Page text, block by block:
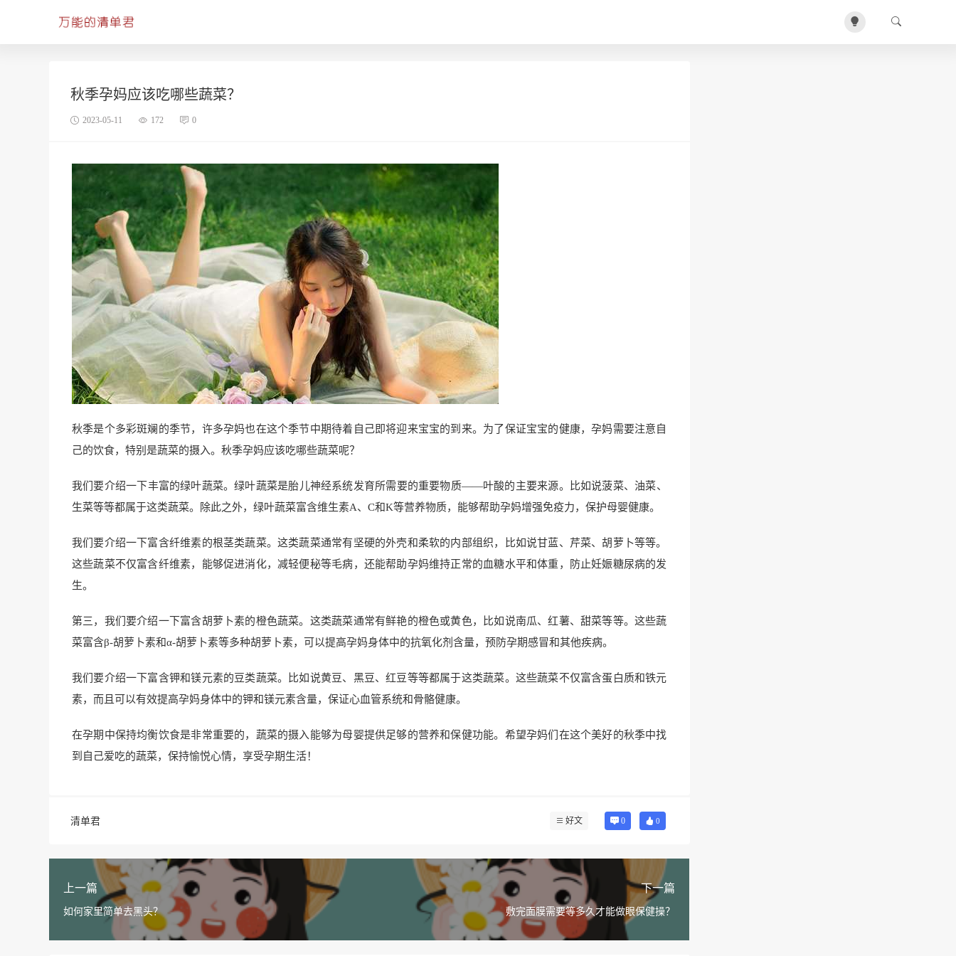
秋季孕妈应该吃哪些蔬菜？
2023-05-11 172 0
秋季是个多彩斑斓的季节，许多孕妈也在这个季节中期待着自己即将迎来宝宝的到来。为了保证宝宝的健康，孕妈需要注意自
己的饮食，特别是蔬菜的摄入。秋季孕妈应该吃哪些蔬菜呢？
我们要介绍一下丰富的绿叶蔬菜。绿叶蔬菜是胎儿神经系统发育所需要的重要物质——叶酸的主要来源。比如说菠菜、油菜、
生菜等等都属于这类蔬菜。除此之外，绿叶蔬菜富含维生素A、C和K等营养物质，能够帮助孕妈增强免疫力，保护母婴健康。
我们要介绍一下富含纤维素的根茎类蔬菜。这类蔬菜通常有坚硬的外壳和柔软的内部组织，比如说甘蓝、芹菜、胡萝卜等等。
这些蔬菜不仅富含纤维素，能够促进消化，减轻便秘等毛病，还能帮助孕妈维持正常的血糖水平和体重，防止妊娠糖尿病的发
生。
第三，我们要介绍一下富含胡萝卜素的橙色蔬菜。这类蔬菜通常有鲜艳的橙色或黄色，比如说南瓜、红薯、甜菜等等。这些蔬
菜富含β-胡萝卜素和α-胡萝卜素等多种胡萝卜素，可以提高孕妈身体中的抗氧化剂含量，预防孕期感冒和其他疾病。
我们要介绍一下富含钾和镁元素的豆类蔬菜。比如说黄豆、黑豆、红豆等等都属于这类蔬菜。这些蔬菜不仅富含蛋白质和铁元
素，而且可以有效提高孕妈身体中的钾和镁元素含量，保证心血管系统和骨骼健康。
在孕期中保持均衡饮食是非常重要的，蔬菜的摄入能够为母婴提供足够的营养和保健功能。希望孕妈们在这个美好的秋季中找
到自己爱吃的蔬菜，保持愉悦心情，享受孕期生活！
清单君 好文 0 0
上一篇
如何家里简单去黑头？
下一篇
敷完面膜需要等多久才能做眼保健操？